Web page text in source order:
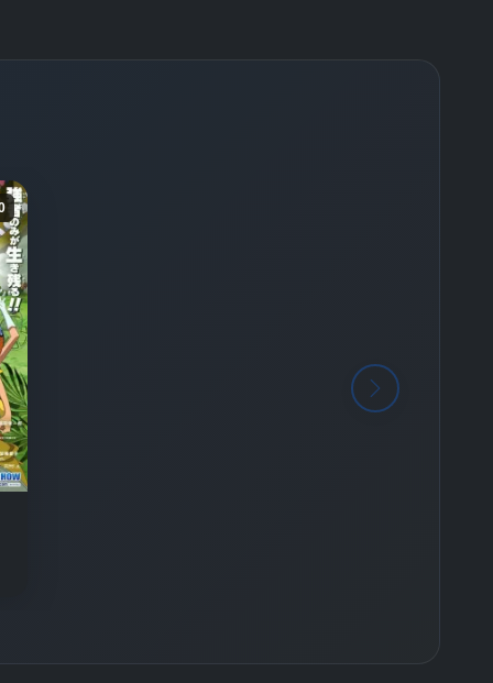
Bölüm No:
Bölüm No:
Bölüm No:
Bölüm No:
Bölüm No:
Bölüm No:
Bölüm No: